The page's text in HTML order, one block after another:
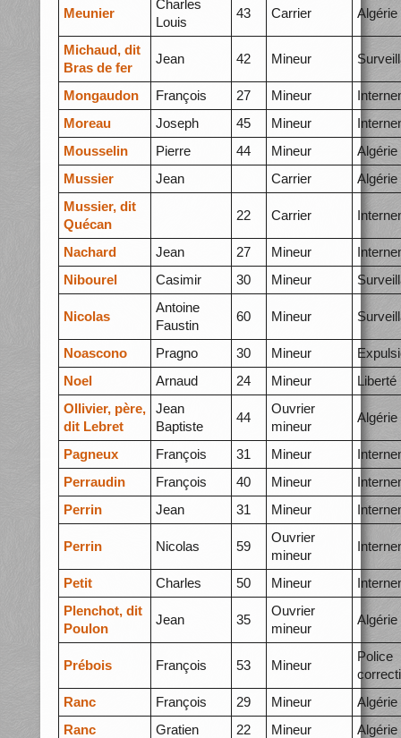
Meunier
Charles
Louis
43 Carrier
Michaud, dit
Bras de fer
Jean 42 Mineur
Mongaudon François 27 Mineur
Moreau
Joseph 45 Mineur
Mousselin
Pierre 44 Mineur
Algérie
Mussier
Jean Carrier
Algérie
Mussier, dit
Quécan
22 Carrier
Nachard Jean 27 Mineur
Nibourel
Casimir 30 Mineur
Nicolas
Antoine
Faustin
60 Mineur
Noascono Pragno 30 Mineur
Noel
Arnaud 24 Mineur
Liberté
Ollivier, père,
dit Lebret
Jean
Baptiste
44
Ouvrier
mineur
Pagneux François 31 Mineur
Perraudin
François 40 Mineur
Perrin
Jean 31 Mineur
Perrin Nicolas 59
Ouvrier
mineur
Petit Charles 50 Mineur
Plenchot, dit
Poulon
Jean 35
Ouvrier
mineur
Prébois François 53 Mineur
Police
Ranc
François 29 Mineur
Ranc
Gratien 22 Mineur
Algérie